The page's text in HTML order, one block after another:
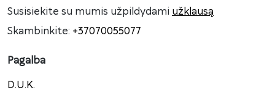
Susisiekite su mumis užpildydami užklausą
Skambinkite: +37070055077
Pagalba
D.U.K.